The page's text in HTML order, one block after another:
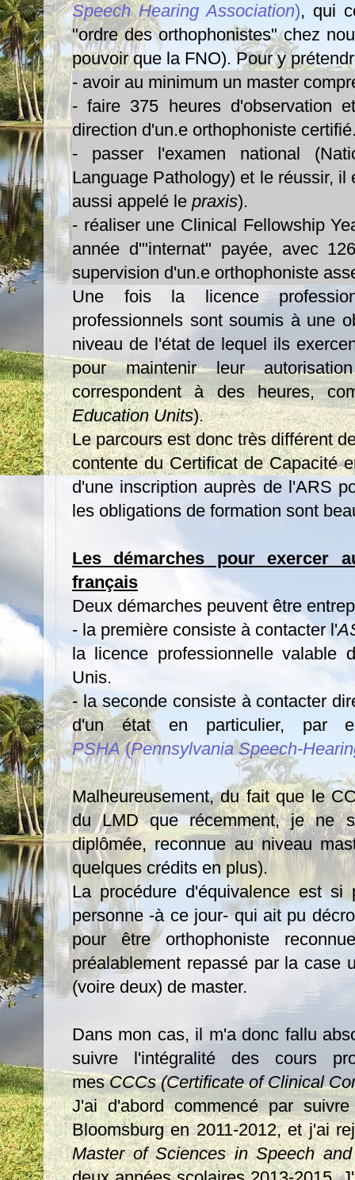
Speech Hearing Association), qui
"ordre des orthophonistes" chez
pouvoir que la FNO). Pour y
- avoir au minimum un master
- faire 375 heures d'observation
direction d'un.e orthophoniste
- passer l'examen national
Language Pathology) et le réussir,
aussi appelé le praxis).
- réaliser une Clinical Fellowship
année d'"internat" payée, avec
supervision d'un.e orthophoniste
Une fois la licence
professionnels sont soumis à une
niveau de l'état de lequel ils
pour maintenir leur
correspondent à des heures,
Education Units).
Le parcours est donc très différent
contente du Certificat de Capacité
d'une inscription auprès de l'ARS
les obligations de formation sont
Les démarches pour exercer
français
Deux démarches peuvent être
- la première consiste à contacter l'
la licence professionnelle valable
Unis.
- la seconde consiste à contacter
d'un état en particulier, par
PSHA(Pennsylvania Speech-
Malheureusement, du fait que le
du LMD que récemment, je ne
diplômée, reconnue au niveau
quelques crédits en plus).
La procédure d'équivalence est
personne -à ce jour- qui ait pu
pour être orthophoniste
préalablement repassé par la case
(voire deux) de master.
Dans mon cas, il m'a donc fallu
suivre l'intégralité des cours
mesCCCs (Certificate of Clinical
J'ai d'abord commencé par
Bloomsburg en 2011-2012, et j'ai
Master of Sciences in Speech